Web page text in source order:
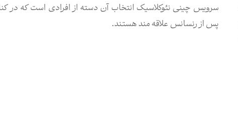
سرویس چینی نئوکلاسیک انتخاب آن دسته از افرادی است که در
پس از رنسانس علاقه مند هستند.